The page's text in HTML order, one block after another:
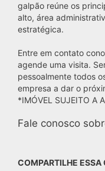
galpão reúne os
alto, área
estratégica.
Entre em contato
agende uma visita.
pessoalmente todos
empresa a dar o
*IMÓVEL SUJEITO A
Fale conosco
COMPARTILHE ESSA